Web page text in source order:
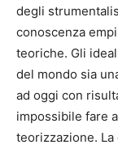
degli
conoscenza
teoriche. Gli
del mondo sia
ad oggi con
impossibile fare
teorizzazione.